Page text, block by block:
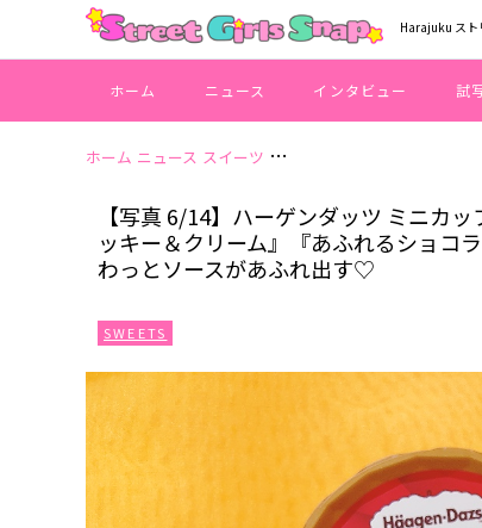
Harajuku スト
ホーム ニュース インタビュー 試
ホーム ニュース スイーツ 【写真 6/14】ハーゲンダッ
【写真 6/14】ハーゲンダッツ ミニカ
ッキー＆クリーム』『あふれるショコ
わっとソースがあふれ出す♡
SWEETS